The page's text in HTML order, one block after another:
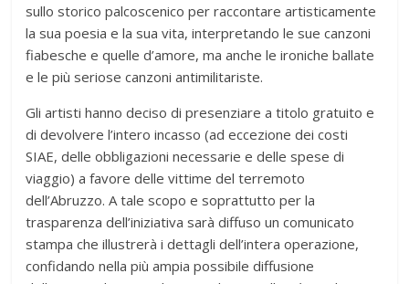
sullo storico palcoscenico per raccontare artisticamente
la sua poesia e la sua vita, interpretando le sue canzoni
fiabesche e quelle d’amore, ma anche le ironiche ballate
e le più seriose canzoni antimilitariste.
Gli artisti hanno deciso di presenziare a titolo gratuito e
di devolvere l’intero incasso (ad eccezione dei costi
SIAE, delle obbligazioni necessarie e delle spese di
viaggio) a favore delle vittime del terremoto
dell’Abruzzo. A tale scopo e soprattutto per la
trasparenza dell’iniziativa sarà diffuso un comunicato
stampa che illustrerà i dettagli dell’intera operazione,
confidando nella più ampia possibile diffusione